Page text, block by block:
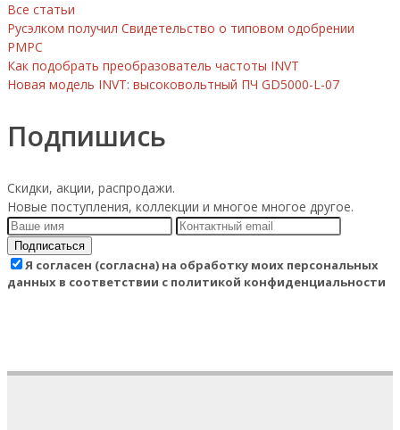
Все статьи
Русэлком получил Свидетельство о типовом одобрении
РМРС
Как подобрать преобразователь частоты INVT
Новая модель INVT: высоковольтный ПЧ GD5000-L-07
Подпишись
Скидки, акции, распродажи.
Новые поступления, коллекции и многое многое другое.
Подписаться
Я согласен (согласна) на обработку моих персональных
данных в соответствии с политикой конфиденциальности